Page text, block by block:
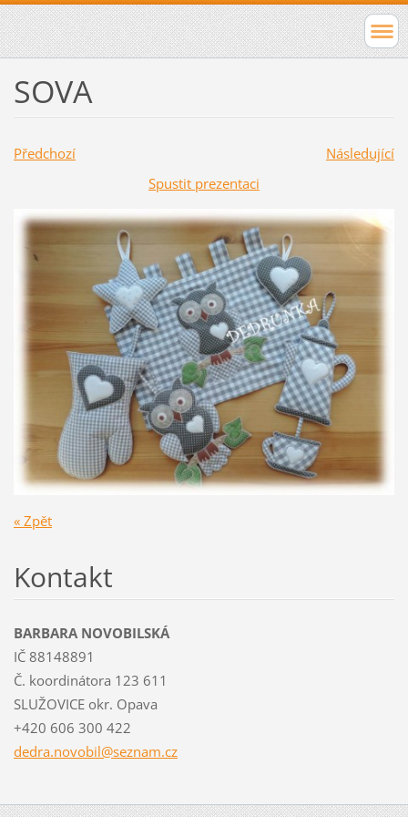
SOVA
Předchozí
Následující
Spustit prezentaci
« Zpět
Kontakt
BARBARA NOVOBILSKÁ
IČ 88148891
Č. koordinátora 123 611
SLUŽOVICE okr. Opava
+420 606 300 422
dedra.novobil@seznam.cz